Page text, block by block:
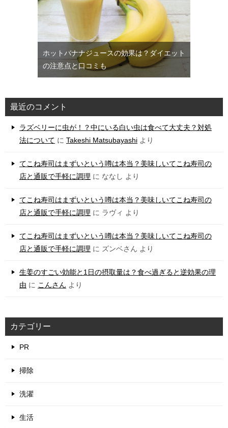
ホットバナナジュースの効果は？ダイエット
の注意点と口コミも
最近のコメント
ラズベリーに虫が！？中にいる白い虫は食べて大丈夫？対処
法について に Takeshi Matsubayashi より
てこね寿司はまずいという噂は本当？美味しいてこね寿司の
店と通販で手軽に調理 に ななし より
てこね寿司はまずいという噂は本当？美味しいてこね寿司の
店と通販で手軽に調理 に ラヴィ より
てこね寿司はまずいという噂は本当？美味しいてこね寿司の
店と通販で手軽に調理 に ズンベさん より
生姜のすごい効能と1日の摂取量は？食べ過ぎると逆効果の理
由 に こんさん より
カテゴリー
PR
掃除
洗濯
生活